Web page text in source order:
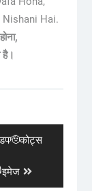
Nishani Hai.
है।